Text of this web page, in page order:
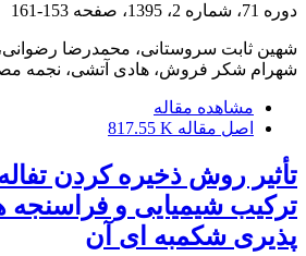
دوره 71، شماره 2، 1395، صفحه 153-161
شهین ثابت سروستانی، محمدرضا
شهرام شکر فروش، هادی آتشی، نجمه
مشاهده مقاله
اصل مقاله 817.55 K
تأثیر روش ذخیره کردن تفاله
ترکیب شیمیایی و فراسنجه
پذیری شکمبه ای آن